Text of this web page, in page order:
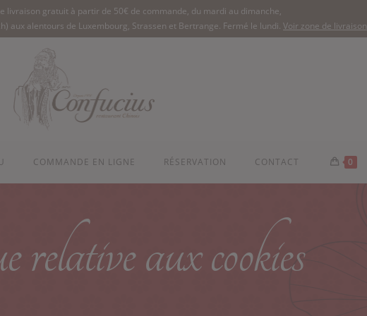
livraison gratuit à partir de 50€ de commande, du mardi au dimanche,
aux alentours de Luxembourg, Strassen et Bertrange. Fermé le lundi. Voir zone de livraison
COMMANDE EN LIGNE RÉSERVATION CONTACT 0
aux cookies